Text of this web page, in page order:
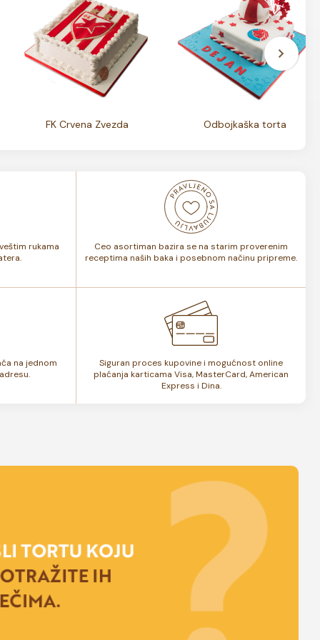
FK Crvena Zvezda Odbojkaška torta
rukama
Ceo asortiman bazira se na starim proverenim
receptima naših baka i posebnom načinu pripreme.
na jednom
Siguran proces kupovine i mogućnost online
plaćanja karticama Visa, MasterCard, American
Express i Dina.